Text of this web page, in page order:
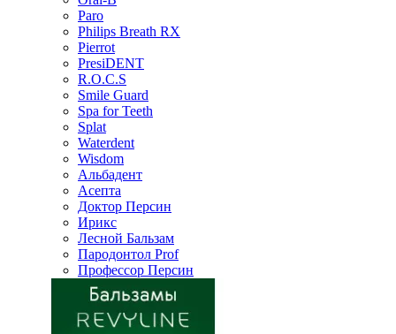
Paro
Philips Breath RX
Pierrot
PresiDENT
R.O.C.S
Smile Guard
Spa for Teeth
Splat
Waterdent
Wisdom
Альбадент
Асепта
Доктор Персин
Ирикс
Лесной Бальзам
Пародонтол Prof
Профессор Персин